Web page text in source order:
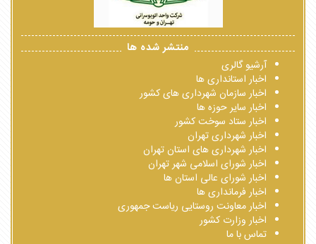
منتشر شده ها
آرشیو گالری
اخبار استانداری ها
اخبار سازمان شهرداری های کشور
اخبار سایر حوزه ها
اخبار ستاد سوخت کشور
اخبار شهرداری تهران
اخبار شهرداری های استان تهران
اخبار شورای اسلامی شهر تهران
اخبار شورای عالی استان ها
اخبار فرمانداری ها
اخبار معاونت روستایی ریاست جمهوری
اخبار وزارت کشور
تماس با ما